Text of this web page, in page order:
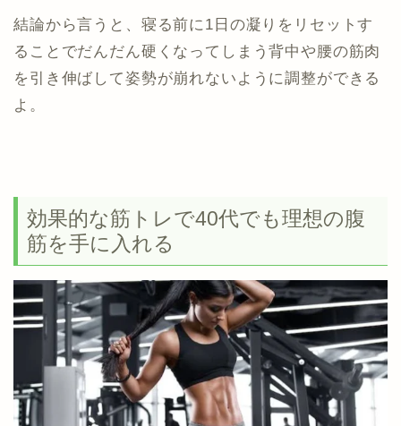
結論から言うと、寝る前に1日の凝りをリセットす
ることでだんだん硬くなってしまう背中や腰の筋肉
を引き伸ばして姿勢が崩れないように調整ができる
よ。
効果的な筋トレで40代でも理想の腹
筋を手に入れる